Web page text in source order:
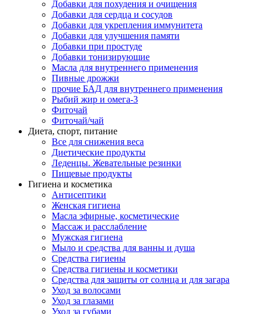
Добавки для похудения и очищения
Добавки для сердца и сосудов
Добавки для укрепления иммунитета
Добавки для улучшения памяти
Добавки при простуде
Добавки тонизирующие
Масла для внутреннего применения
Пивные дрожжи
прочие БАД для внутреннего применения
Рыбий жир и омега-3
Фиточай
Фиточай/чай
Диета, спорт, питание
Все для снижения веса
Диетические продукты
Леденцы. Жевательные резинки
Пищевые продукты
Гигиена и косметика
Антисептики
Женская гигиена
Масла эфирные, косметические
Массаж и расслабление
Мужская гигиена
Мыло и средства для ванны и душа
Средства гигиены
Средства гигиены и косметики
Средства для защиты от солнца и для загара
Уход за волосами
Уход за глазами
Уход за губами